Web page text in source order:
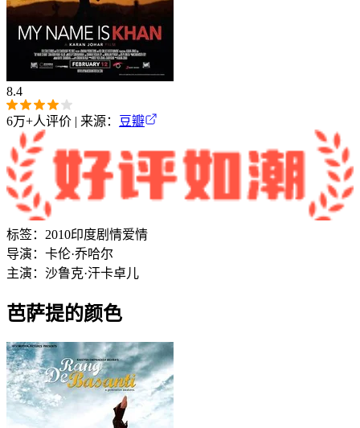
8.4
6万+人评价 | 来源： 豆瓣
标签： 2010印度剧情爱情
导演： 卡伦·乔哈尔
主演： 沙鲁克·汗卡卓儿
芭萨提的颜色